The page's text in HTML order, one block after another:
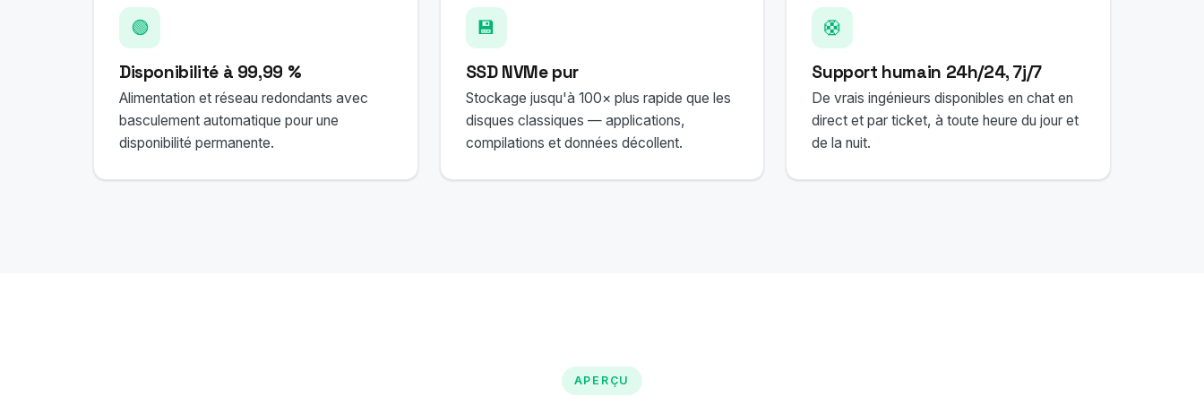
🟢
Disponibilité à 99,99 %
Alimentation et réseau redondants avec
basculement automatique pour une
disponibilité permanente.
💾
SSD NVMe pur
Stockage jusqu'à 100× plus rapide que les
disques classiques — applications,
compilations et données décollent.
🛟
Support humain 24h/24, 7j/7
De vrais ingénieurs disponibles en chat en
direct et par ticket, à toute heure du jour et
de la nuit.
APERÇU